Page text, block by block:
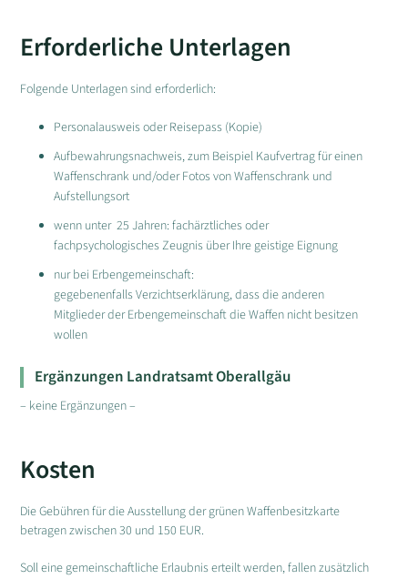
Erforderliche Unterlagen
Folgende Unterlagen sind erforderlich:
Personalausweis oder Reisepass (Kopie)
Aufbewahrungsnachweis, zum Beispiel Kaufvertrag für einen
Waffenschrank und/oder Fotos von Waffenschrank und
Aufstellungsort
wenn unter 25 Jahren: fachärztliches oder
fachpsychologisches Zeugnis über Ihre geistige Eignung
nur bei Erbengemeinschaft:
gegebenenfalls Verzichtserklärung, dass die anderen
Mitglieder der Erbengemeinschaft die Waffen nicht besitzen
wollen
Ergänzungen Landratsamt Oberallgäu
– keine Ergänzungen –
Kosten
Die Gebühren für die Ausstellung der grünen Waffenbesitzkarte
betragen zwischen 30 und 150 EUR.
Soll eine gemeinschaftliche Erlaubnis erteilt werden, fallen zusätzlich